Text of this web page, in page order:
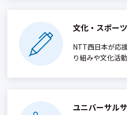
文化・スポー
NTT西日本が応
り組みや文化活
ユニバーサル